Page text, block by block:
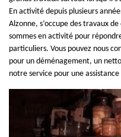
En activité depuis plusieurs
Alzonne, s’occupe des travaux
sommes en activité pour
particuliers. Vous pouvez nous
pour un déménagement, un
notre service pour une